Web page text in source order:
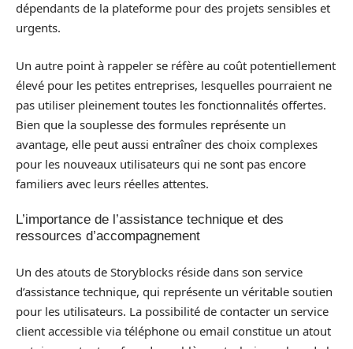
dépendants de la plateforme pour des projets sensibles et
urgents.
Un autre point à rappeler se réfère au coût potentiellement
élevé pour les petites entreprises, lesquelles pourraient ne
pas utiliser pleinement toutes les fonctionnalités offertes.
Bien que la souplesse des formules représente un
avantage, elle peut aussi entraîner des choix complexes
pour les nouveaux utilisateurs qui ne sont pas encore
familiers avec leurs réelles attentes.
L’importance de l’assistance technique et des
ressources d’accompagnement
Un des atouts de Storyblocks réside dans son service
d’assistance technique, qui représente un véritable soutien
pour les utilisateurs. La possibilité de contacter un service
client accessible via téléphone ou email constitue un atout